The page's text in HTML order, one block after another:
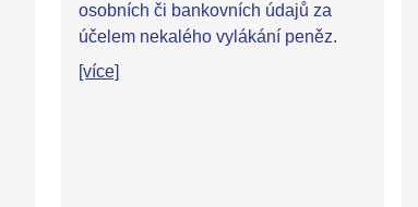
osobních či bankovních údajů za
účelem nekalého vylákání peněz.
[více]